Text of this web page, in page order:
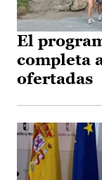
El
completa
ofertadas